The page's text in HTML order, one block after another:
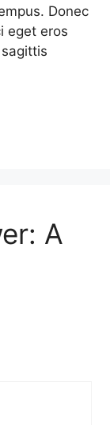
Donec
eget eros
A